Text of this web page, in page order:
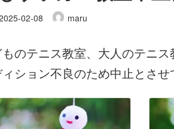
02-08 maru
のテニス教室、大人のテニ
ション不良のため中止とさせ